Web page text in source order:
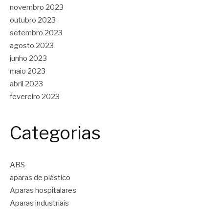
novembro 2023
outubro 2023
setembro 2023
agosto 2023
junho 2023
maio 2023
abril 2023
fevereiro 2023
Categorias
ABS
aparas de plástico
Aparas hospitalares
Aparas industriais